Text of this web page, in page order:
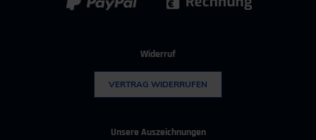
Widerruf
VERTRAG WIDERRUFEN
Unsere Auszeichnungen